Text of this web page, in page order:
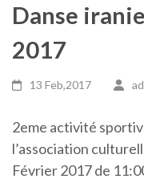
Danse
2017
13 Feb,2017
2eme activité
l’association
Février 2017 de